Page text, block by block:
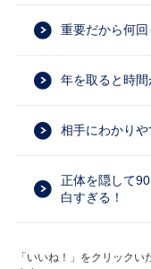
重要だから何回
年を取ると時
相手にわかり
正体を隠して
白すぎる！
「いいね！」をクリック